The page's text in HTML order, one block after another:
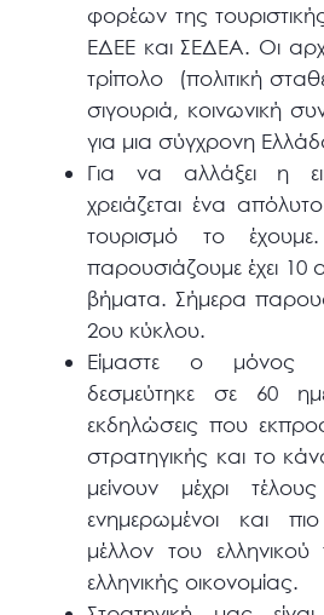
φορέων της
ΕΔΕΕ και ΣΕΔΕΑ. Οι
τρίπολο (πολιτική
σιγουριά, κοινωνική
για μια σύγχρονη
Για να αλλάξει η
χρειάζεται ένα
τουρισμό το
παρουσιάζουμε έχει
βήματα. Σήμερα
2ου κύκλου.
Είμαστε ο μόνος
δεσμεύτηκε σε 60
εκδηλώσεις που
στρατηγικής και το
μείνουν μέχρι
ενημερωμένοι και
μέλλον του
ελληνικής οικονομίας.